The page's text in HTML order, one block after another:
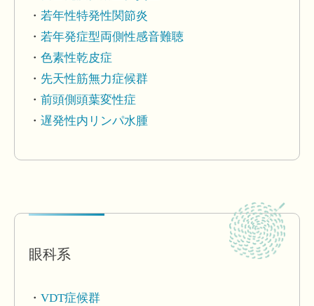
若年性特発性関節炎
若年発症型両側性感音難聴
色素性乾皮症
先天性筋無力症候群
前頭側頭葉変性症
遅発性内リンパ水腫
眼科系
VDT症候群